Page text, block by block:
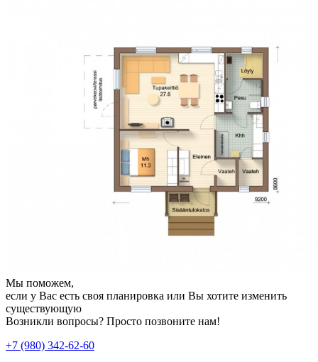
Мы поможем,
если у Вас есть своя планировка или Вы хотите изменить
существующую
Возникли вопросы? Просто позвоните нам!
+7 (980) 342-62-60